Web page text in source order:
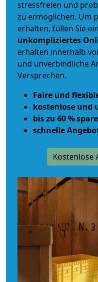
stressfreien und
zu ermöglichen. Um
erhalten, füllen Sie
unkompliziertes
erhalten innerhalb
und unverbindliche
Versprechen.
Faire und
kostenlose und
bis zu 60 %
schnelle
Kostenlose